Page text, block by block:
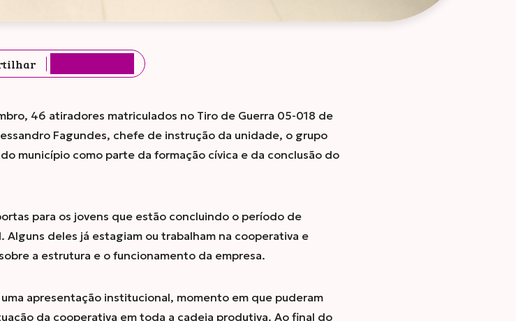
46 atiradores matriculados no Tiro de Guerra 05-018 de
Fagundes, chefe de instrução da unidade, o grupo
município como parte da formação cívica e da conclusão do
para os jovens que estão concluindo o período de
deles já estagiam ou trabalham na cooperativa e
a estrutura e o funcionamento da empresa.
apresentação institucional, momento em que puderam
da cooperativa em toda a cadeia produtiva. Ao final do